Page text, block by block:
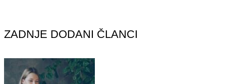
ZADNJE DODANI ČLANCI